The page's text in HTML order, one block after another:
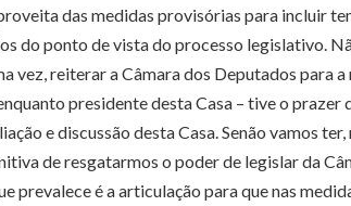
das medidas provisórias para incluir
do ponto de vista do processo legislativo.
vez, reiterar a Câmara dos Deputados
presidente desta Casa – tive o
e discussão desta Casa. Senão vamos
de resgatarmos o poder de legislar da
prevalece é a articulação para que nas